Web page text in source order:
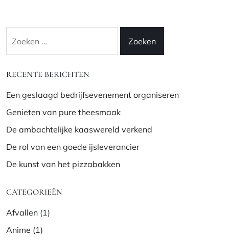
naar:
RECENTE BERICHTEN
Een geslaagd bedrijfsevenement organiseren
Genieten van pure theesmaak
De ambachtelijke kaaswereld verkend
De rol van een goede ijsleverancier
De kunst van het pizzabakken
CATEGORIEËN
Afvallen (1)
Anime (1)